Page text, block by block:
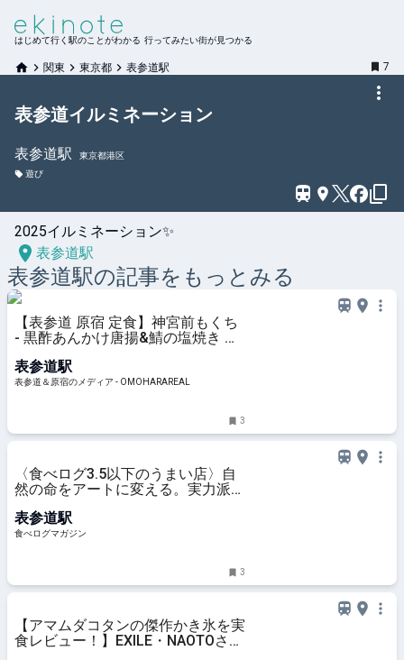
はじめて行く駅のことがわかる 行ってみたい街が見つかる
関東 東京都 表参道駅 7
表参道イルミネーション
表参道駅
東京都港区
遊び
2025イルミネーション✨
表参道駅
表参道駅の記事をもっとみる
【表参道 原宿 定食】神宮前もくち
- 黒酢あんかけ唐揚&鯖の塩焼き 定
を紹介！オモハランチタイムス
Vol.145｜表参道＆原宿のメディア
表参道駅
表参道＆原宿のメディア - OMOHARAREAL
3
〈食べログ3.5以下のうまい店〉自
然の命をアートに変える。実力派の
イタリアンの新境地 | 食べログマガ
ジン
表参道駅
食べログマガジン
3
【アマムダコタンの傑作かき氷を実
食レビュー！】EXILE・NAOTOさん